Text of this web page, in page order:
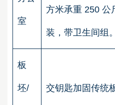
室
方米承重 250 公
装，带卫生间组
板
坯/ 交钥匙加固传统